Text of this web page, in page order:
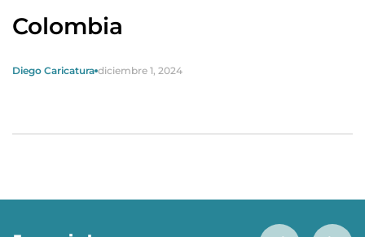
Colombia
Diego Caricatura diciembre 1, 2024